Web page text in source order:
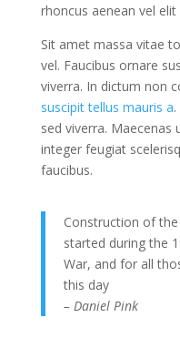
rhoncus aenean vel
Sit amet massa vitae
vel. Faucibus ornare
viverra. In dictum non
suscipit tellus mauris a
sed viverra. Maecenas
integer feugiat
faucibus.
Construction of
started during the
War, and for all
this day
– Daniel Pink